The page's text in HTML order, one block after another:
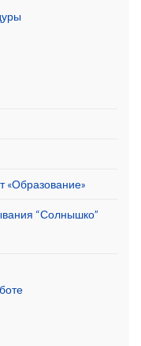
«Образование»
“Солнышко”